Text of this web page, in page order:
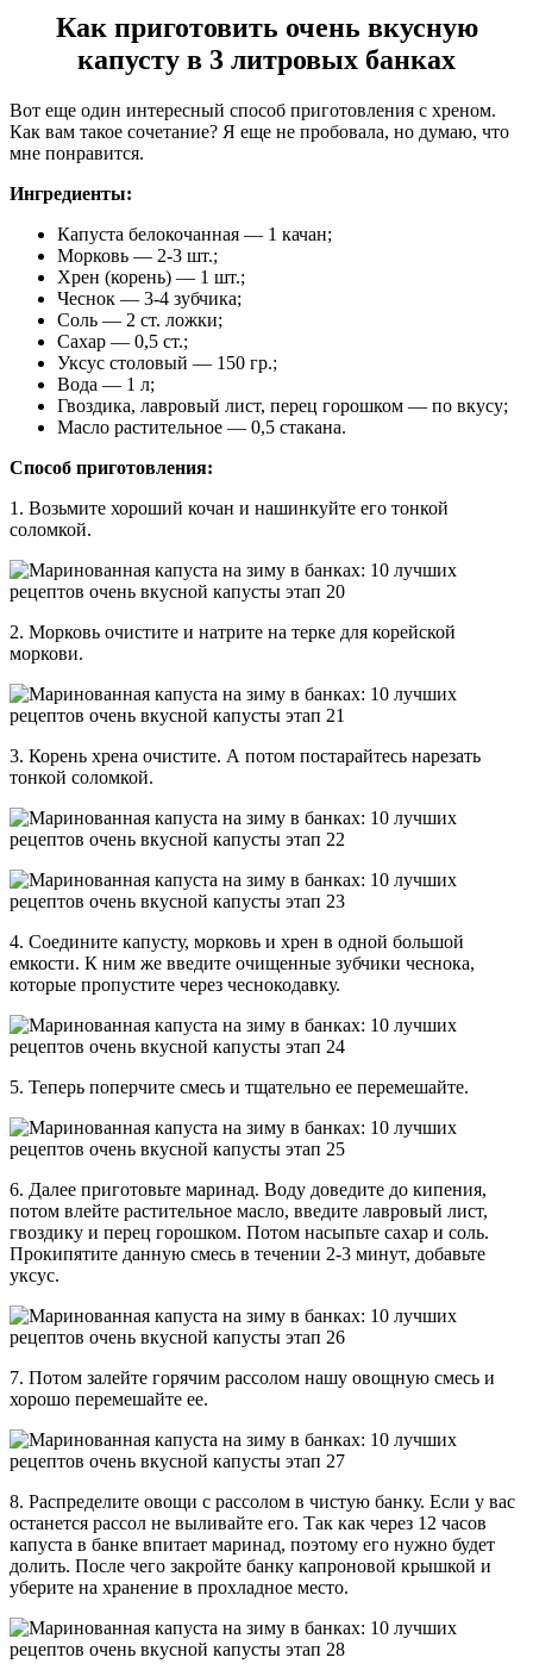
Как приготовить очень вкусную
капусту в 3 литровых банках
Вот еще один интересный способ приготовления с хреном.
Как вам такое сочетание? Я еще не пробовала, но думаю, что
мне понравится.
Ингредиенты:
Капуста белокочанная — 1 качан;
Морковь — 2-3 шт.;
Хрен (корень) — 1 шт.;
Чеснок — 3-4 зубчика;
Соль — 2 ст. ложки;
Сахар — 0,5 ст.;
Уксус столовый — 150 гр.;
Вода — 1 л;
Гвоздика, лавровый лист, перец горошком — по вкусу;
Масло растительное — 0,5 стакана.
Способ приготовления:
1. Возьмите хороший кочан и нашинкуйте его тонкой
соломкой.
2. Морковь очистите и натрите на терке для корейской
моркови.
3. Корень хрена очистите. А потом постарайтесь нарезать
тонкой соломкой.
4. Соедините капусту, морковь и хрен в одной большой
емкости. К ним же введите очищенные зубчики чеснока,
которые пропустите через чеснокодавку.
5. Теперь поперчите смесь и тщательно ее перемешайте.
6. Далее приготовьте маринад. Воду доведите до кипения,
потом влейте растительное масло, введите лавровый лист,
гвоздику и перец горошком. Потом насыпьте сахар и соль.
Прокипятите данную смесь в течении 2-3 минут, добавьте
уксус.
7. Потом залейте горячим рассолом нашу овощную смесь и
хорошо перемешайте ее.
8. Распределите овощи с рассолом в чистую банку. Если у вас
останется рассол не выливайте его. Так как через 12 часов
капуста в банке впитает маринад, поэтому его нужно будет
долить. После чего закройте банку капроновой крышкой и
уберите на хранение в прохладное место.